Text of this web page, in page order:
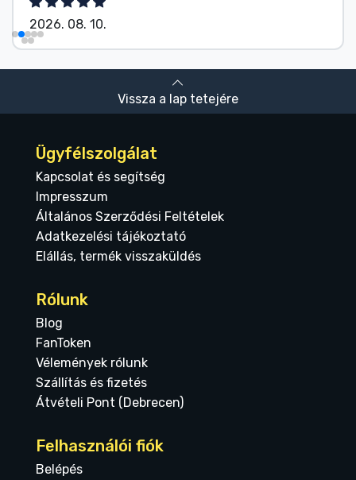
2026. 08. 10.
Vissza a lap tetejére
Ügyfélszolgálat
Kapcsolat és segítség
Impresszum
Általános Szerződési Feltételek
Adatkezelési tájékoztató
Elállás, termék visszaküldés
Rólunk
Blog
FanToken
Vélemények rólunk
Szállítás és fizetés
Átvételi Pont (Debrecen)
Felhasználói fiók
Belépés